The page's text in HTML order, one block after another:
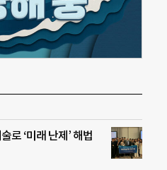
로 ‘미래 난제’ 해법